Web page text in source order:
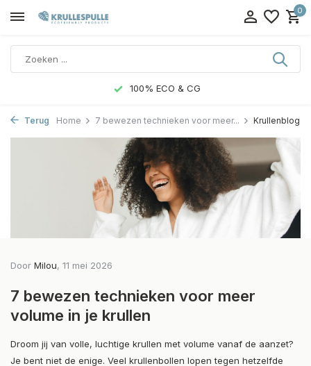
0
100% ECO & CG
Terug Home 7 bewezen technieken voor meer... Krullenblog
Door Milou, 11 mei 2026
7 bewezen technieken voor meer
volume in je krullen
Droom jij van volle, luchtige krullen met volume vanaf de aanzet?
Je bent niet de enige. Veel krullenbollen lopen tegen hetzelfde